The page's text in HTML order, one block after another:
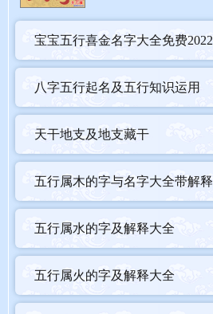
宝宝五行喜金名字大全免费2022
八字五行起名及五行知识运用
天干地支及地支藏干
五行属木的字与名字大全带解释
五行属水的字及解释大全
五行属火的字及解释大全